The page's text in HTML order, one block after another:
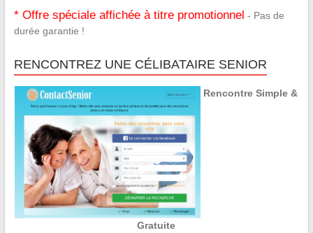
* Offre spéciale affichée à titre promotionnel - Pas de
durée garantie !
RENCONTREZ UNE CÉLIBATAIRE SENIOR
Rencontre Simple &
Gratuite